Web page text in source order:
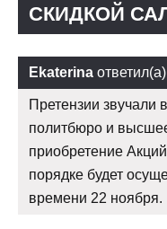
СКИДКОЙ
Ekaterina ответил(а)
Претензии звучали
политбюро и
приобретение
порядке будет
времени 22 ноября.